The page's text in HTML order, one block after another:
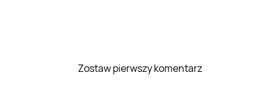
Zostaw pierwszy komentarz